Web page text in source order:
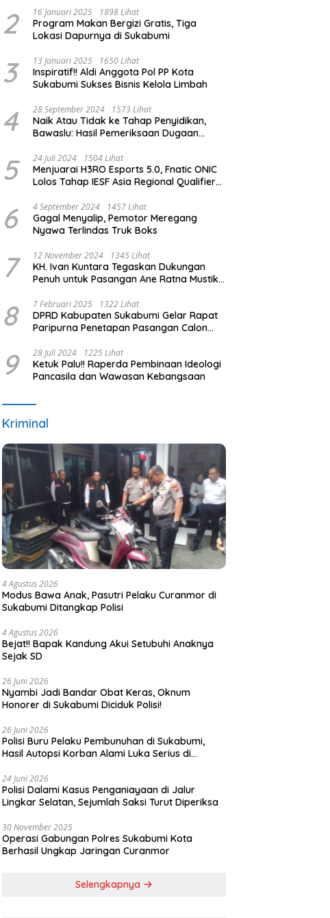
2 16 Januari 2025 1898 Lihat
Program Makan Bergizi Gratis, Tiga
Lokasi Dapurnya di Sukabumi
3 13 Januari 2025 1650 Lihat
Inspiratif!! Aldi Anggota Pol PP Kota
Sukabumi Sukses Bisnis Kelola Limbah
4 28 September 2024 1573 Lihat
Naik Atau Tidak ke Tahap Penyidikan,
Bawaslu: Hasil Pemeriksaan Dugaan
5 24 Juli 2024 1504 Lihat
Menjuarai H3RO Esports 5.0, Fnatic ONIC
Lolos Tahap IESF Asia Regional Qualifier
6 4 September 2024 1457 Lihat
Gagal Menyalip, Pemotor Meregang
Nyawa Terlindas Truk Boks
7 12 November 2024 1345 Lihat
KH. Ivan Kuntara Tegaskan Dukungan
Penuh untuk Pasangan Ane Ratna Mustika
Purwakarta 2024
8 7 Februari 2025 1322 Lihat
DPRD Kabupaten Sukabumi Gelar Rapat
Paripurna Penetapan Pasangan Calon
Pejabat Eksekutif
9 28 Juli 2024 1225 Lihat
Ketuk Palu!! Raperda Pembinaan Ideologi
Pancasila dan Wawasan Kebangsaan
Kriminal
4 Agustus 2026
Modus Bawa Anak, Pasutri Pelaku Curanmor di
Sukabumi Ditangkap Polisi
4 Agustus 2026
Bejat!! Bapak Kandung Akui Setubuhi Anaknya
Sejak SD
26 Juni 2026
Nyambi Jadi Bandar Obat Keras, Oknum
Honorer di Sukabumi Diciduk Polisi!
26 Juni 2026
Polisi Buru Pelaku Pembunuhan di Sukabumi,
Hasil Autopsi Korban Alami Luka Serius di
24 Juni 2026
Polisi Dalami Kasus Penganiayaan di Jalur
Lingkar Selatan, Sejumlah Saksi Turut Diperiksa
30 November 2025
Operasi Gabungan Polres Sukabumi Kota
Berhasil Ungkap Jaringan Curanmor
Selengkapnya